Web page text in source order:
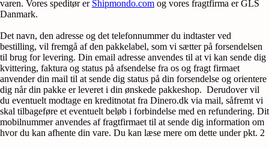
varen. Vores speditør er Shipmondo.com og vores fragtfirma er GLS
Danmark.
Det navn, den adresse og det telefonnummer du indtaster ved
bestilling, vil fremgå af den pakkelabel, som vi sætter på forsendelsen
til brug for levering. Din email adresse anvendes til at vi kan sende dig
kvittering, faktura og status på afsendelse fra os og fragt firmaet
anvender din mail til at sende dig status på din forsendelse og orientere
dig når din pakke er leveret i din ønskede pakkeshop. Derudover vil
du eventuelt modtage en kreditnotat fra Dinero.dk via mail, såfremt vi
skal tilbageføre et eventuelt beløb i forbindelse med en refundering. Dit
mobilnummer anvendes af fragtfirmaet til at sende dig information om
hvor du kan afhente din vare. Du kan læse mere om dette under pkt. 2